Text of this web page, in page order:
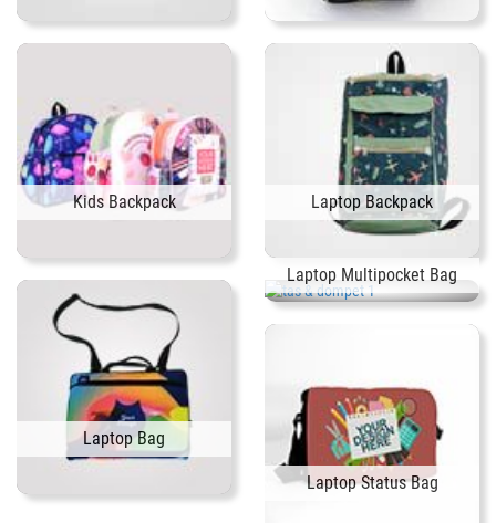
Kids Backpack Laptop Backpack
Laptop Bag
Laptop Multipocket Bag
Laptop Status Bag